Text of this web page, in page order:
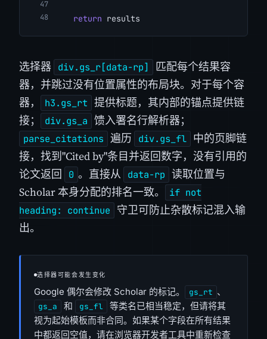
return results
选择器 div.gs_r[data-rp]
匹配每个结果容
器，并跳过没有位置属性的布局块。对于每个容
器，
h3.gs_rt 提供标题，其内部的锚点提供链
接；
div.gs_a 馈入署名行解析器；
parse_citations 遍历 div.gs_fl 中的页脚链
接，找到"Cited by"条目并返回数字，没有引用的
论文返回
0 。直接从 data-rp 读取位置与
Scholar 本身分配的排名一致。
if not
heading: continue
守卫可防止杂散标记混入输
出。
选择器可能会发生变化
Google 偶尔会修改 Scholar 的标记。 gs_rt 、
gs_a 和 gs_fl
等类名已相当稳定，但请将其
视为起始模板而非合同。如果某个字段在所有结果
中都返回空值，请在浏览器开发者工具中重新检查